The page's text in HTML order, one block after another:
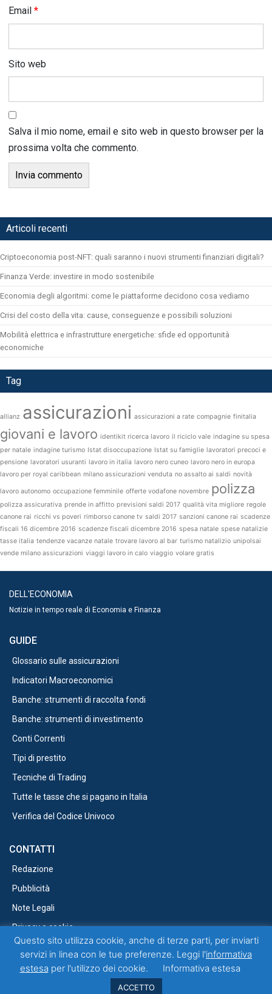
Email *
Sito web
Salva il mio nome, email e sito web in questo browser per la
prossima volta che commento.
Articoli recenti
Criptoeconomia post-NFT: quali saranno i nuovi strumenti finanziari digitali?
Finanza Verde: investire in modo sostenibile
Economia degli algoritmi: come le piattaforme decidono cosa vediamo
Crisi del costo della vita: cause, conseguenze e possibili soluzioni
Mobilità elettrica e infrastrutture energetiche: sfide ed opportunità
economiche
Tag
allianz assicurazioni assicurazioni a rate compagnie finitalia
giovani e lavoro identikit ricerca lavoro il riciclo vale indagine su spesa
per natale indagine turismo Istat disoccupazione Istat su famiglie lavoratori precoci e
pensione lavoratori usuranti lavoro in italia lavoro nero cuneo lavoro nero in europa
lavoro per royal caribbean milano assicurazioni venduta no assalto ai saldi novità
lavoro autonomo occupazione femminile offerte vodafone novembre polizza
polizza assicurativa prende in affitto previsioni saldi 2017 qualità vita migliore regole
canone rai ricchi vs poveri rimborso canone tv saldi 2017 sanzioni canone rai scadenze
fiscali 16 dicembre 2016 scadenze fiscali dicembre 2016 spesa natale spese natalizie
tasse italia tendenze vacanze natale trovare lavoro al bar turismo natalizio unipolsai
vende milano assicurazioni viaggi lavoro in calo viaggio volare gratis
DELL'ECONOMIA
Notizie in tempo reale di Economia e Finanza
GUIDE
Glossario sulle assicurazioni
Indicatori Macroeconomici
Banche: strumenti di raccolta fondi
Banche: strumenti di investimento
Conti Correnti
Tipi di prestito
Tecniche di Trading
Tutte le tasse che si pagano in Italia
Verifica del Codice Univoco
CONTATTI
Redazione
Pubblicità
Note Legali
Privacy e cookie
Questo blog non rappresenta una testata giornalistica in quanto viene
aggiornato senza alcuna periodicità. Non può pertanto considerarsi un
Questo sito utilizza cookie, anche di terze parti, per inviarti
servizi in linea con le tue preferenze. Leggi l'informativa
estesa per l'utilizzo dei cookie. Informativa estesa
ACCETTO